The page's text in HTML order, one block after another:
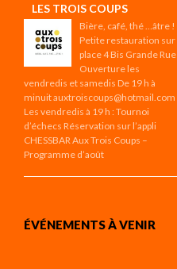
LES TROIS COUPS
Bière, café, thé …âtre !
Petite restauration sur
place 4 Bis Grande Rue
Ouverture les
vendredis et samedis De 19 h à
minuit auxtroiscoups@hotmail.com
Les vendredis à 19 h : Tournoi
d’échecs Réservation sur l’appli
CHESSBAR Aux Trois Coups –
Programme d’août
ÉVÉNEMENTS À VENIR